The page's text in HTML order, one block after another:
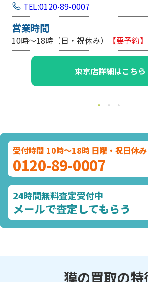
89-0007
（日・祝休み）【要予約】
東京店詳細はこちら
受付時間 10時～18時 日曜・祝日休み
0120-89-0007
24時間無料査定受付中
メールで査定してもらう
獏の買取の特